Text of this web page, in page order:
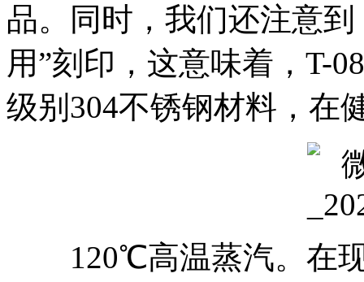
品。同时，我们还注意
用”刻印，这意味着，T-
级别304不锈钢材料，在
120℃高温蒸汽。在现